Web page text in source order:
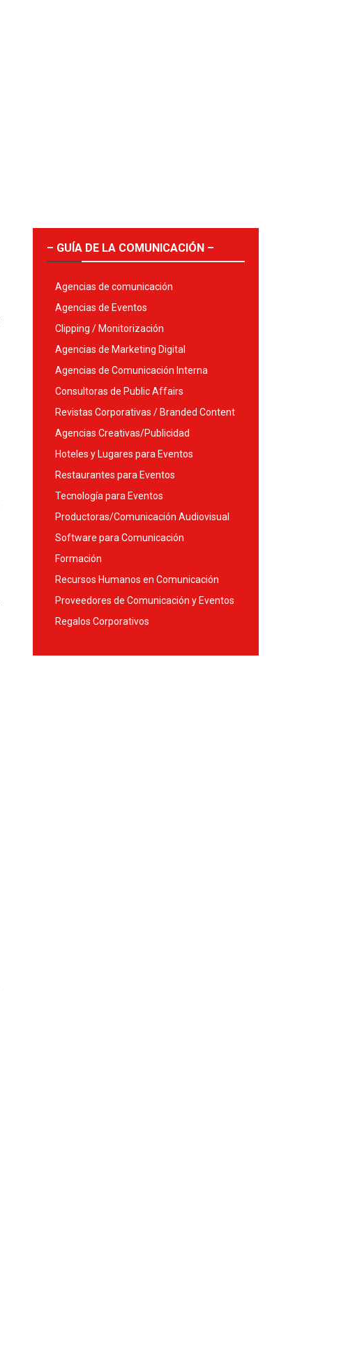
– GUÍA DE LA COMUNICACIÓN –
Agencias de comunicación
Agencias de Eventos
Clipping / Monitorización
Agencias de Marketing Digital
Agencias de Comunicación Interna
Consultoras de Public Affairs
Revistas Corporativas / Branded Content
Agencias Creativas/Publicidad
Hoteles y Lugares para Eventos
Restaurantes para Eventos
Tecnología para Eventos
Productoras/Comunicación Audiovisual
Software para Comunicación
Formación
Recursos Humanos en Comunicación
Proveedores de Comunicación y Eventos
Regalos Corporativos